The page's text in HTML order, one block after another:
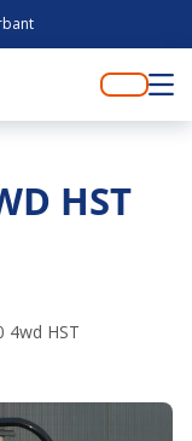
HST
4wd HST